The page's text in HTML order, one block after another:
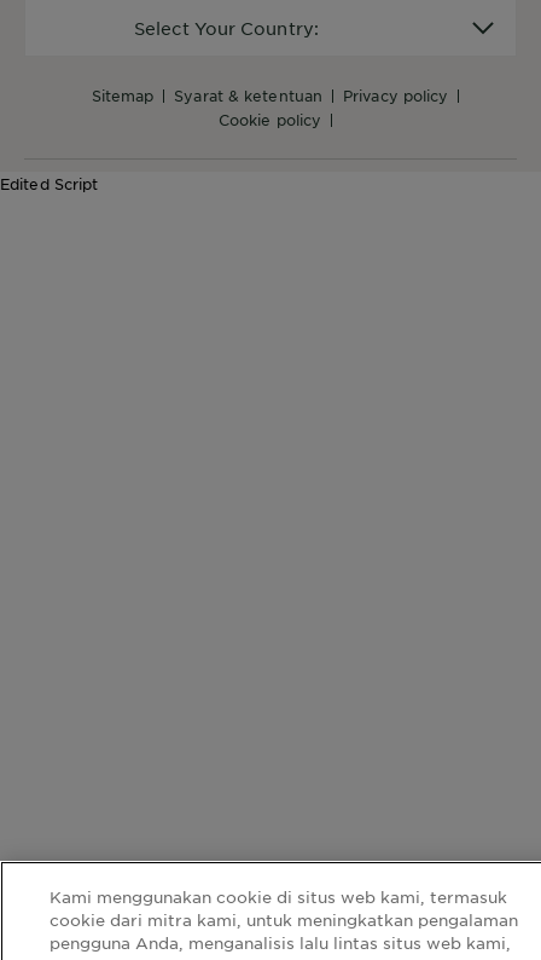
sitemap syarat & ketentuan
privacy policy
cookie policy
Select Your Country:
Edited Script
Kami menggunakan cookie di situs web kami, termasuk
cookie dari mitra kami, untuk meningkatkan pengalaman
pengguna Anda, menganalisis lalu lintas situs web kami,